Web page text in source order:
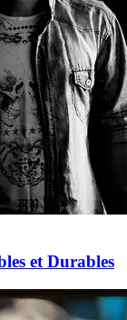
et Durables